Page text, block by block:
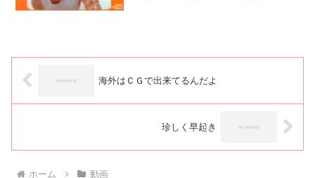
海外はＣＧで出来てるんだよ
珍しく早起き
ホーム 動画